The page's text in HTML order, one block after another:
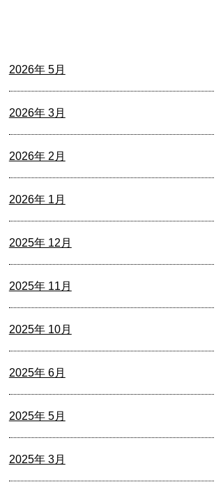
2026年 5月
2026年 3月
2026年 2月
2026年 1月
2025年 12月
2025年 11月
2025年 10月
2025年 6月
2025年 5月
2025年 3月